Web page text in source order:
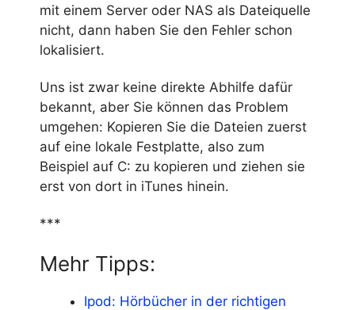
mit einem Server oder NAS als Dateiquelle
nicht, dann haben Sie den Fehler schon
lokalisiert.
Uns ist zwar keine direkte Abhilfe dafür
bekannt, aber Sie können das Problem
umgehen: Kopieren Sie die Dateien zuerst
auf eine lokale Festplatte, also zum
Beispiel auf C: zu kopieren und ziehen sie
erst von dort in iTunes hinein.
***
Mehr Tipps:
Ipod: Hörbücher in der richtigen